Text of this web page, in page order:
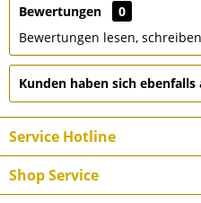
Bewertungen
0
Bewertungen lesen,
Kunden haben sich ebenfalls
Service Hotline
Shop Service